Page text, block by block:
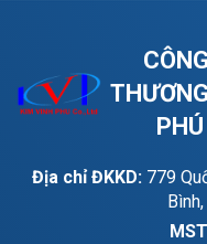
Địa chỉ ĐKKD: 779